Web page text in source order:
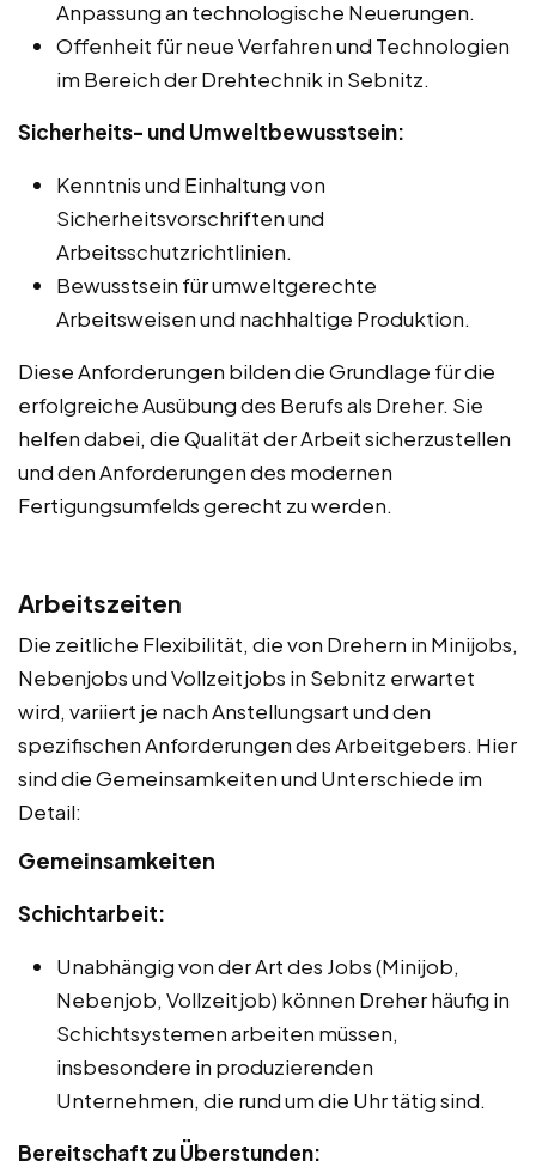
Anpassung an technologische Neuerungen.
Offenheit für neue Verfahren und Technologien
im Bereich der Drehtechnik in Sebnitz.
Sicherheits- und Umweltbewusstsein:
Kenntnis und Einhaltung von
Sicherheitsvorschriften und
Arbeitsschutzrichtlinien.
Bewusstsein für umweltgerechte
Arbeitsweisen und nachhaltige Produktion.
Diese Anforderungen bilden die Grundlage für die
erfolgreiche Ausübung des Berufs als Dreher. Sie
helfen dabei, die Qualität der Arbeit sicherzustellen
und den Anforderungen des modernen
Fertigungsumfelds gerecht zu werden.
Arbeitszeiten
Die zeitliche Flexibilität, die von Drehern in Minijobs,
Nebenjobs und Vollzeitjobs in Sebnitz erwartet
wird, variiert je nach Anstellungsart und den
spezifischen Anforderungen des Arbeitgebers. Hier
sind die Gemeinsamkeiten und Unterschiede im
Detail:
Gemeinsamkeiten
Schichtarbeit:
Unabhängig von der Art des Jobs (Minijob,
Nebenjob, Vollzeitjob) können Dreher häufig in
Schichtsystemen arbeiten müssen,
insbesondere in produzierenden
Unternehmen, die rund um die Uhr tätig sind.
Bereitschaft zu Überstunden: